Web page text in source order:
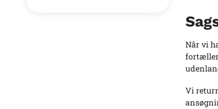
Når vi
fortæller
Vi